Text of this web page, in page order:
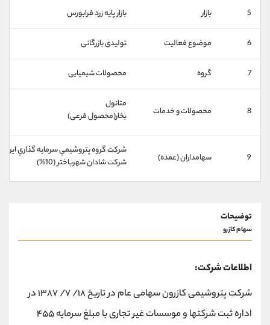
5 بازار بازار پايه زرد فرابورس
6 موضوع فعالیت تولیدی بازرگانی
7 گروه محصولات شیمیایی
8 محصولات و خدمات
متانول
بخار(محصول فرعی)
9 سهامداران (عمده)
شركت گروه پتروشيمي سرمايه گذاري ايرانيان
شركت شادان شهرباختر (10%)
توضیحات
سهام کازرو
اطلاعات شرکت:
شرکت پتروشیمی کازرون سهامی عام در تاریخ ۱۸/ ۷/ ۱۳۸۷ در
اداره ثبت شرکتها و موسسات غیر تجاری با مبلغ سرمایه ۴۵۵